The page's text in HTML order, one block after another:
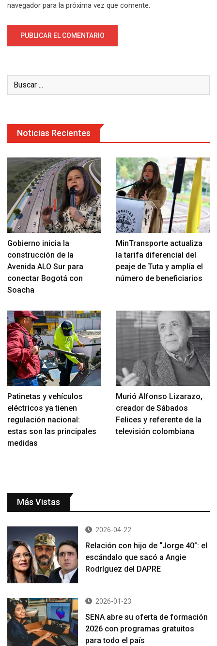
navegador para la próxima vez que comente.
Noticias Recientes
Gobierno inicia la
construcción de la
Avenida ALO Sur para
conectar Bogotá con
Soacha
MinTransporte actualiza
la tarifa diferencial del
peaje de Tuta y amplía el
número de beneficiarios
Patinetas y vehículos
eléctricos ya tienen
regulación nacional:
estas son las principales
medidas
Murió Alfonso Lizarazo,
creador de Sábados
Felices y referente de la
televisión colombiana
Más Vistas
2026-04-22
Relación con hijo de “Jorge 40”: el
escándalo que sacó a Angie
Rodríguez del DAPRE
2026-01-23
SENA abre su oferta de formación
2026 con programas gratuitos
para todo el país